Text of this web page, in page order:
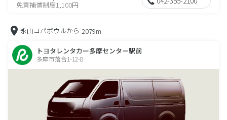
免責補償制度1,100円
永山コパボウルから 2079m
トヨタレンタカー多摩センター駅前
多摩市落合1-12-8